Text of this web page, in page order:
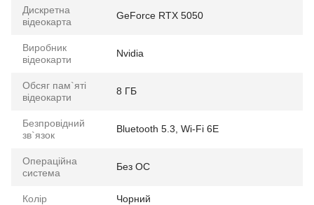
Дискретна
відеокарта
GeForce RTX 5050
Виробник
відеокарти
Nvidia
Обсяг пам`яті
відеокарти
8 ГБ
Безпровідний
зв`язок
Bluetooth 5.3, Wi-Fi 6E
Операційна
система
Без ОС
Колір Чорний